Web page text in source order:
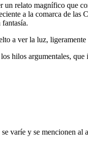
un relato magnífico que
a la comarca de las
a ver la luz,
hilos argumentales,
varíe y se mencionen al